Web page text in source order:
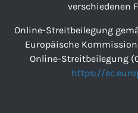
verschiedenen
Online-Streitbeilegung
Europäische
Online-Streitbeilegung
https://